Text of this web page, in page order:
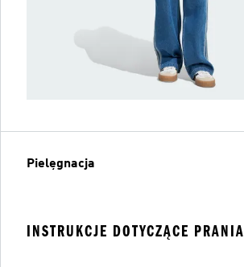
Pielęgnacja
INSTRUKCJE DOTYCZĄCE PRANIA